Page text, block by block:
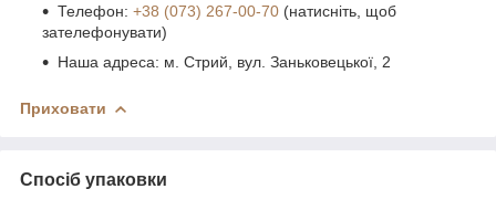
Телефон: +38 (073) 267-00-70 (натисніть, щоб
зателефонувати)
Наша адреса: м. Стрий, вул. Заньковецької, 2
Приховати
Спосіб упаковки